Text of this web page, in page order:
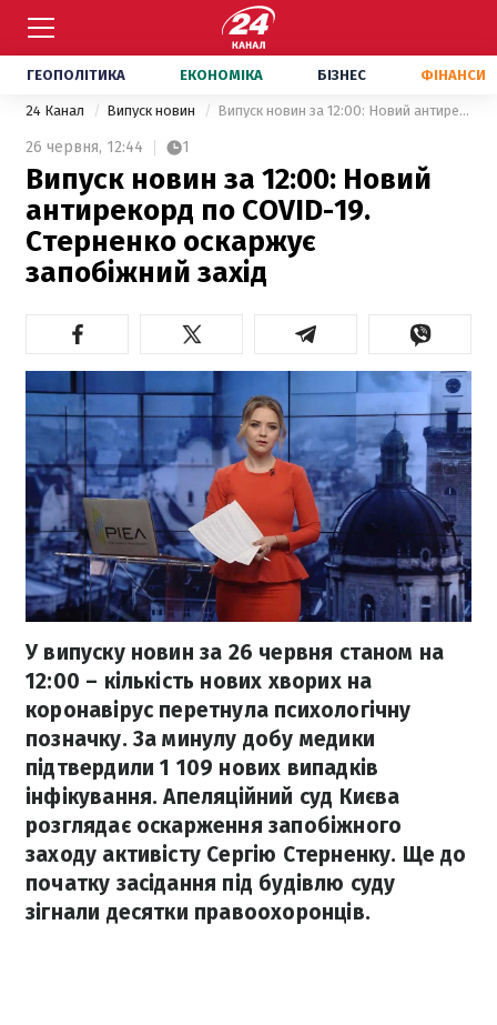
ГЕОПОЛІТИКА ЕКОНОМІКА БІЗНЕС ФІНАНСИ
24 Канал Випуск новин Випуск новин за 12:00: Новий антирекорд по COVID-19. Стерненко оскаржує запобіжний захід
26 червня, 12:44 1
Випуск новин за 12:00: Новий
антирекорд по COVID-19.
Стерненко оскаржує
запобіжний захід
У випуску новин за 26 червня станом на
12:00 – кількість нових хворих на
коронавірус перетнула психологічну
позначку. За минулу добу медики
підтвердили 1 109 нових випадків
інфікування. Апеляційний суд Києва
розглядає оскарження запобіжного
заходу активісту Сергію Стерненку. Ще до
початку засідання під будівлю суду
зігнали десятки правоохоронців.